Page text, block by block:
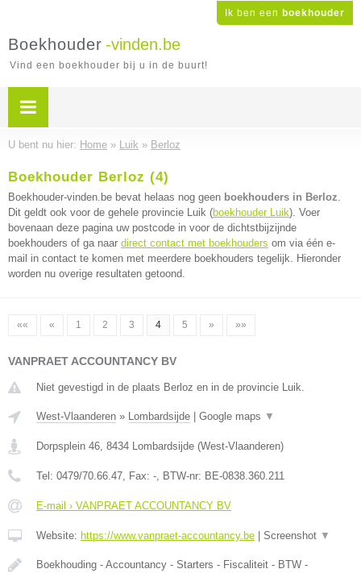
Ik ben een boekhouder
Boekhouder -vinden.be
Vind een boekhouder bij u in de buurt!
U bent nu hier: Home » Luik » Berloz
Boekhouder Berloz (4)
Boekhouder-vinden.be bevat helaas nog geen boekhouders in Berloz.
Dit geldt ook voor de gehele provincie Luik (boekhouder Luik). Voer
bovenaan deze pagina uw postcode in voor de dichtstbijzijnde
boekhouders of ga naar direct contact met boekhouders om via één e-
mail in contact te komen met meerdere boekhouders tegelijk. Hieronder
worden nu overige resultaten getoond.
«« « 1 2 3 4 5 » »»
VANPRAET ACCOUNTANCY BV
Niet gevestigd in de plaats Berloz en in de provincie Luik.
West-Vlaanderen » Lombardsijde Google maps ▼
Dorpsplein 46, 8434 Lombardsijde (West-Vlaanderen)
Tel: 0479/70.66.47, Fax: -, BTW-nr: BE-0838.360.211
E-mail › VANPRAET ACCOUNTANCY BV
Website: https://www.vanpraet-accountancy.be Screenshot ▼
Boekhouding - Accountancy - Starters - Fiscaliteit - BTW -